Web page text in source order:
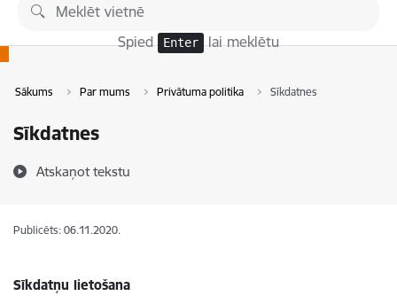
Pāriet uz lapas saturu
Spied Enter lai meklētu
Sākums Par mums Privātuma politika Sīkdatnes
Sīkdatnes
Atskaņot tekstu
Publicēts: 06.11.2020.
Sīkdatņu lietošana